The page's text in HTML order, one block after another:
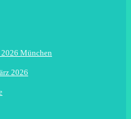
München
2026